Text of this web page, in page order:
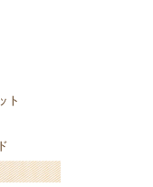
ト